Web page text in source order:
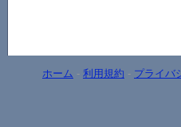
ホーム - 利用規約 - プライバ